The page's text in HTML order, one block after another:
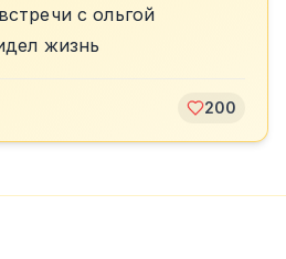
с ольгой
жизнь
200